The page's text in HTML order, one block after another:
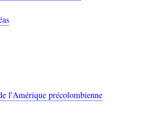
l'Amérique précolombienne